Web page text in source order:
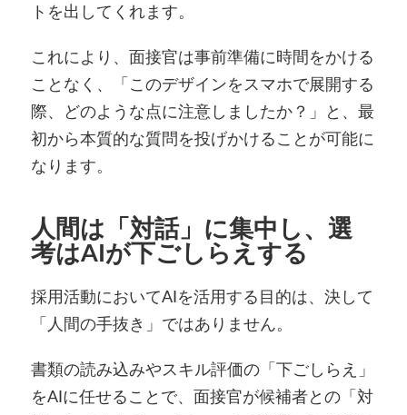
トを出してくれます。
これにより、面接官は事前準備に時間をかける
ことなく、「このデザインをスマホで展開する
際、どのような点に注意しましたか？」と、最
初から本質的な質問を投げかけることが可能に
なります。
人間は「対話」に集中し、選
考はAIが下ごしらえする
採用活動においてAIを活用する目的は、決して
「人間の手抜き」ではありません。
書類の読み込みやスキル評価の「下ごしらえ」
をAIに任せることで、面接官が候補者との「対